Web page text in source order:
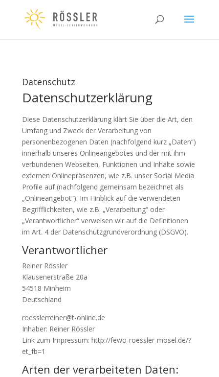
Datenschutz
Datenschutzerklärung
Diese Datenschutzerklärung klärt Sie über die Art, den
Umfang und Zweck der Verarbeitung von
personenbezogenen Daten (nachfolgend kurz „Daten“)
innerhalb unseres Onlineangebotes und der mit ihm
verbundenen Webseiten, Funktionen und Inhalte sowie
externen Onlinepräsenzen, wie z.B. unser Social Media
Profile auf (nachfolgend gemeinsam bezeichnet als
„Onlineangebot“). Im Hinblick auf die verwendeten
Begrifflichkeiten, wie z.B. „Verarbeitung“ oder
„Verantwortlicher“ verweisen wir auf die Definitionen
im Art. 4 der Datenschutzgrundverordnung (DSGVO).
Verantwortlicher
Reiner Rössler
Klausenerstraße 20a
54518 Minheim
Deutschland
roesslerreiner@t-online.de
Inhaber: Reiner Rössler
Link zum Impressum: http://fewo-roessler-mosel.de/?
et_fb=1
Arten der verarbeiteten Daten: